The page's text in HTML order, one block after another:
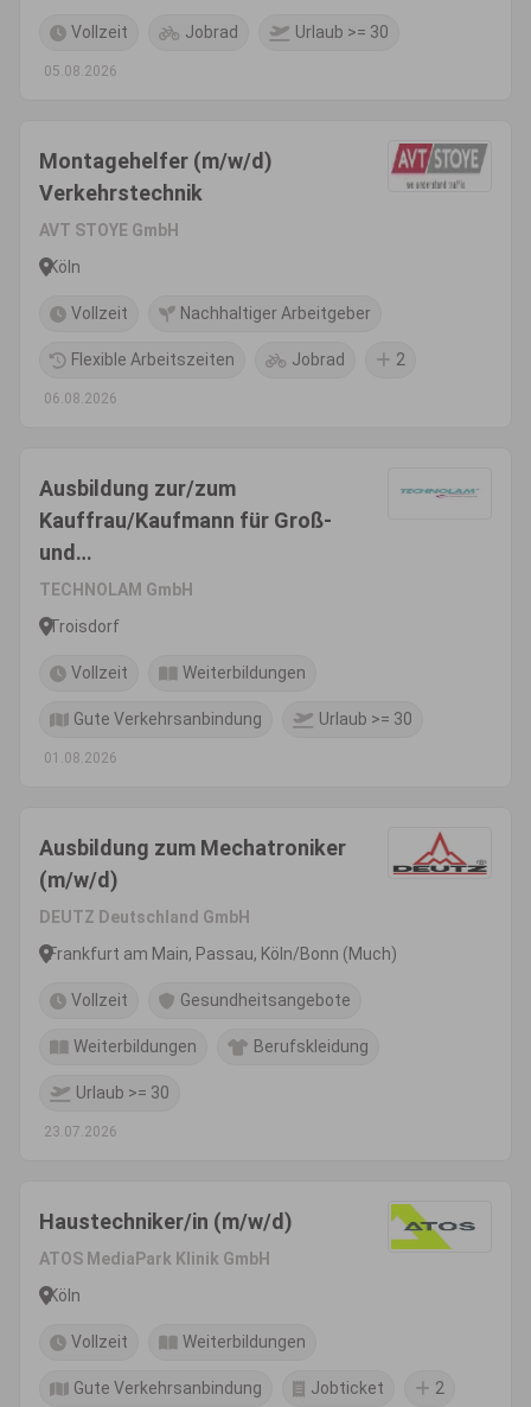
Vollzeit Jobrad Urlaub >= 30
05.08.2026
Montagehelfer (m/w/d)
Verkehrstechnik
AVT STOYE GmbH
Köln
Vollzeit Nachhaltiger Arbeitgeber
Flexible Arbeitszeiten Jobrad 2
06.08.2026
Ausbildung zur/zum
Kauffrau/Kaufmann für Groß-
und
Außenhandelsmanagement
(m/w/d)
TECHNOLAM GmbH
Troisdorf
Vollzeit Weiterbildungen
Gute Verkehrsanbindung Urlaub >= 30
01.08.2026
Ausbildung zum Mechatroniker
(m/w/d)
DEUTZ Deutschland GmbH
Frankfurt am Main, Passau, Köln/Bonn (Much)
Vollzeit Gesundheitsangebote
Weiterbildungen Berufskleidung
Urlaub >= 30
23.07.2026
Haustechniker/in (m/w/d)
ATOS MediaPark Klinik GmbH
Köln
Vollzeit Weiterbildungen
Gute Verkehrsanbindung Jobticket 2